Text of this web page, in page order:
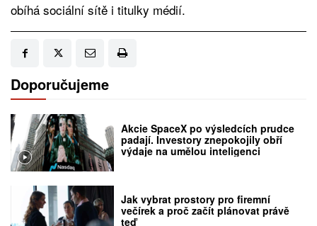
obíhá sociální sítě i titulky médií.
Doporučujeme
Akcie SpaceX po výsledcích prudce
padají. Investory znepokojily obří
výdaje na umělou inteligenci
Jak vybrat prostory pro firemní
večírek a proč začít plánovat právě
teď